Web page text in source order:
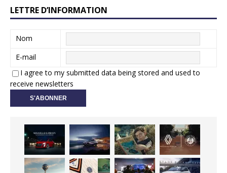
LETTRE D’INFORMATION
Nom
E-mail
I agree to my submitted data being stored and used to
receive newsletters